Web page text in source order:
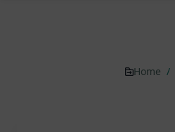
Home /